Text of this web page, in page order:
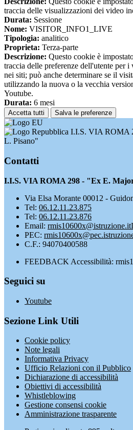
traccia delle visualizzazioni dei video
Durata: Sessione
Nome: VISITOR_INFO1_LIVE
Tipologia: analitico
Proprieta: Terza-parte
Descrizione: Questo cookie è
traccia delle preferenze dell'utente per
nei siti; può anche determinare se il
utilizzando la nuova o la vecchia
Youtube.
Durata: 6 mesi
Accetta tutti Salva le preferenze
I.I.S. VIA ROMA
L. Pisano"
Contatti
I.I.S. VIA ROMA 298 - "Ex E.
Via Elsa Morante 00012 -
Tel: 06.12.11.23.875
Tel: 06.12.11.23.876
Email: rmis10600x@istruzione.it
PEC:
C.F.: 94070400588
FEEDBACK Accessibilità:
Seguici su
Youtube
Sezione Link Utili
Cookie policy
Note legali
Informativa Privacy
Ufficio Relazioni con il Pubblico
Dichiarazione di accessibilità
Obiettivi di accessibilità
Whistleblowing
Gestione consensi cookie
Amministrazione trasparente